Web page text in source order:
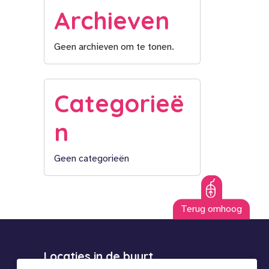
Archieven
Geen archieven om te tonen.
Categorieë
n
Geen categorieën
Terug omhoog
Locaties in de buurt